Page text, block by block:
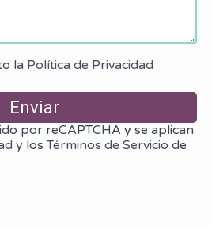
la Política de Privacidad
por reCAPTCHA y se aplican
y losTérminos de Servicio de